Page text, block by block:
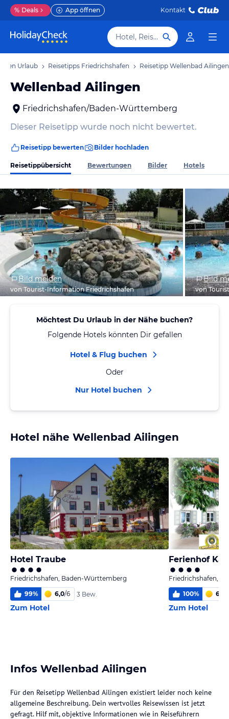
% Deals App öffnen Kontakt
Hotel, Reiseziel
Urlaub Reisetipps Friedrichshafen Reisetipp Wellenbad Ailingen
Wellenbad Ailingen
Friedrichshafen/Baden-Württemberg
Dieser Reisetipp wurde noch nicht bewertet.
Reisetipp bewerten Bilder hochladen
Reisetippübersicht Bewertungen Bilder Hotels
Bild melden
von Tourist-Information Friedrichshafen
Bild
von
Möchtest Du Urlaub in der Nähe buchen?
Folgende Hotels könnten Dir gefallen
Hotel & Flug buchen
Oder
Nur Hotel buchen
Hotel nähe Wellenbad Ailingen
Hotel Traube
Friedrichshafen, Baden-Württemberg
99% 6,0/6 3 Bew.
Zum Hotel
Ferienhof
Friedrichshafen,
100% 6,0
Zum Hotel
Infos Wellenbad Ailingen
Für den Reisetipp Wellenbad Ailingen existiert leider noch keine
allgemeine Beschreibung. Dein wertvolles Reisewissen ist jetzt
gefragt. Hilf mit, objektive Informationen wie in Reiseführern